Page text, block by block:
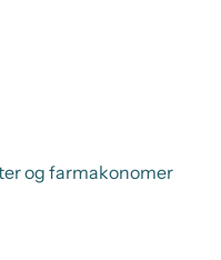
og farmakonomer